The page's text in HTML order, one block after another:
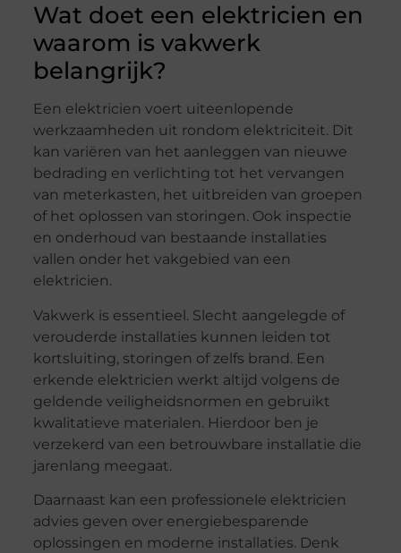
Wat doet een elektricien en
waarom is vakwerk
belangrijk?
Een elektricien voert uiteenlopende
werkzaamheden uit rondom elektriciteit. Dit
kan variëren van het aanleggen van nieuwe
bedrading en verlichting tot het vervangen
van meterkasten, het uitbreiden van groepen
of het oplossen van storingen. Ook inspectie
en onderhoud van bestaande installaties
vallen onder het vakgebied van een
elektricien.
Vakwerk is essentieel. Slecht aangelegde of
verouderde installaties kunnen leiden tot
kortsluiting, storingen of zelfs brand. Een
erkende elektricien werkt altijd volgens de
geldende veiligheidsnormen en gebruikt
kwalitatieve materialen. Hierdoor ben je
verzekerd van een betrouwbare installatie die
jarenlang meegaat.
Daarnaast kan een professionele elektricien
advies geven over energiebesparende
oplossingen en moderne installaties. Denk